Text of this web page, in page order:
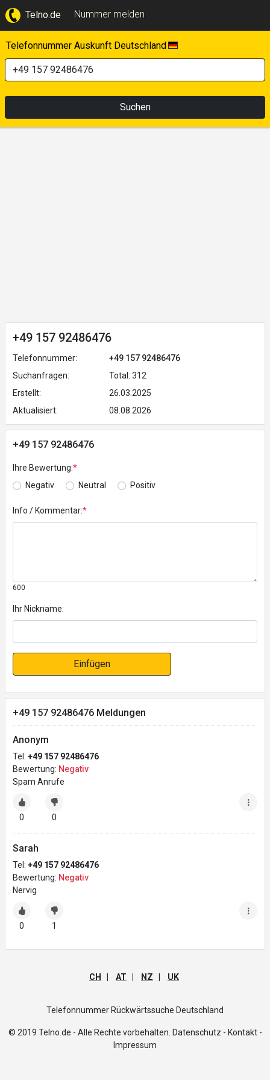
Telno.de Nummer melden
Telefonnummer Auskunft Deutschland
Suchen
+49 157 92486476
Telefonnummer:
+49 157 92486476
Suchanfragen:
Total: 312
Erstellt:
26.03.2025
Aktualisiert:
08.08.2026
+49 157 92486476
Ihre Bewertung:*
Negativ
Neutral Positiv
Info / Kommentar:*
600
Ihr Nickname:
Einfügen
+49 157 92486476 Meldungen
Anonym
Tel: +49 157 92486476
Bewertung: Negativ
Spam Anrufe
0 0
Sarah
Tel: +49 157 92486476
Bewertung: Negativ
Nervig
0 1
CH AT NZ UK
Telefonnummer Rückwärtssuche Deutschland
© 2019 Telno.de - Alle Rechte vorbehalten. Datenschutz - Kontakt -
Impressum